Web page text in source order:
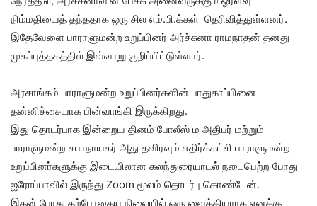
நிம்மதியைத் தந்ததாக ஒரு சில எம்.பி.க்கள் தெரிவித்துள்ளனர்.
இதேவேளை பாராளுமன்ற உறுப்பினர் அர்ச்சுனா ராமநாதன் தனது
முகப்புத்தகத்தில் இவ்வாறு குறிப்பிட்டுள்ளார்.
அரசாங்கம் பாராளுமன்ற உறுப்பினர்களின் பாதுகாப்பினை
தன்னிச்சையாக பின்வாங்கி இருக்கிறது.
இது தொடர்பாக இன்றைய தினம் போலீஸ் ம அதிபர் மற்றும்
பாராளுமன்ற சபாநாயகர் அது தவிரவும் எதிர்க்கட்சி பாராளுமன்ற
உறுப்பினர்களுக்கு இடையிலான கலந்துரையாடல் நடைபெற்ற போது
ஐரோப்பாவில் இருந்து Zoom மூலம் தொடர்பு கொண்டேன்.
இதன் போது தற்போதைய நிலையில் ஒரு வைத்தியராக எனக்கு